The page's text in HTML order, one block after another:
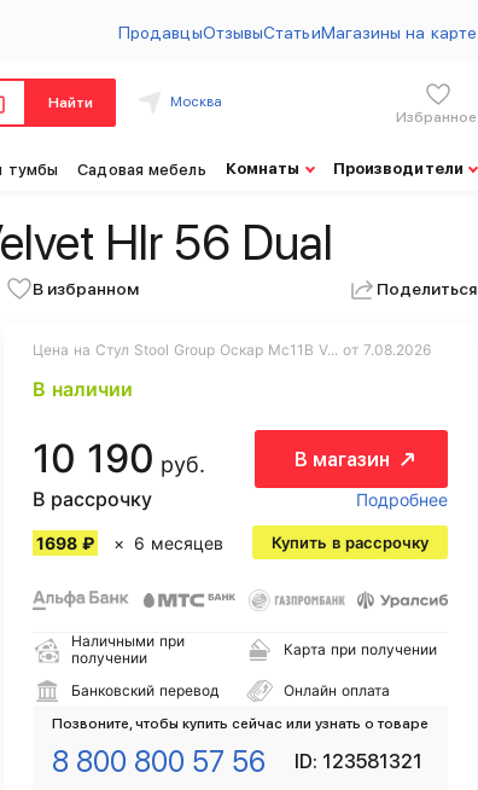
ПродавцыОтзывыСтатьиМагазины на карте
Найти
Москва
Избранное
тумбы Садовая мебель Комнаты Производители
Hlr 56 Dual
В избранном Поделиться
Цена на Стул Stool Group Оскар Mc11B V... от 7.08.2026
В наличии
10 190 руб. В магазин
В рассрочку Подробнее
1698 ₽ 6 месяцев Купить в рассрочку
Наличными при
получении
Карта при получении
Банковский перевод Онлайн оплата
Позвоните, чтобы купить сейчас или узнать о товаре
8 800 800 57 56
ID: 123581321